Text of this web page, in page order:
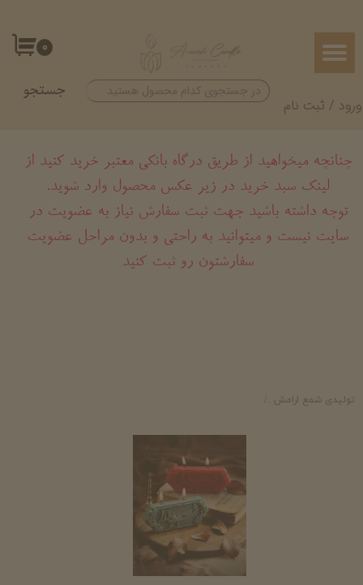
۰
ورود / ثبت نام
حساب کاربری من
تغییر گذر واژه
جستجو
تولیدی شمع ارامش
چنانچه میخواهید از طریق درگاه بانکی معتبر خرید کنید از
لینک سبد خرید در زیر عکس محصول وارد شوید.
​​​​​​​توجه داشته باشید جهت ثبت سفارش نیاز به عضویت در
سایت نیست و میتوانید به راحتی و بدون مراحل عضویت
سفارشتون رو ثبت کنید